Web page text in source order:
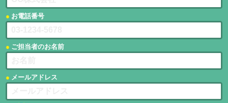
お電話番号
ご担当者のお名前
メールアドレス